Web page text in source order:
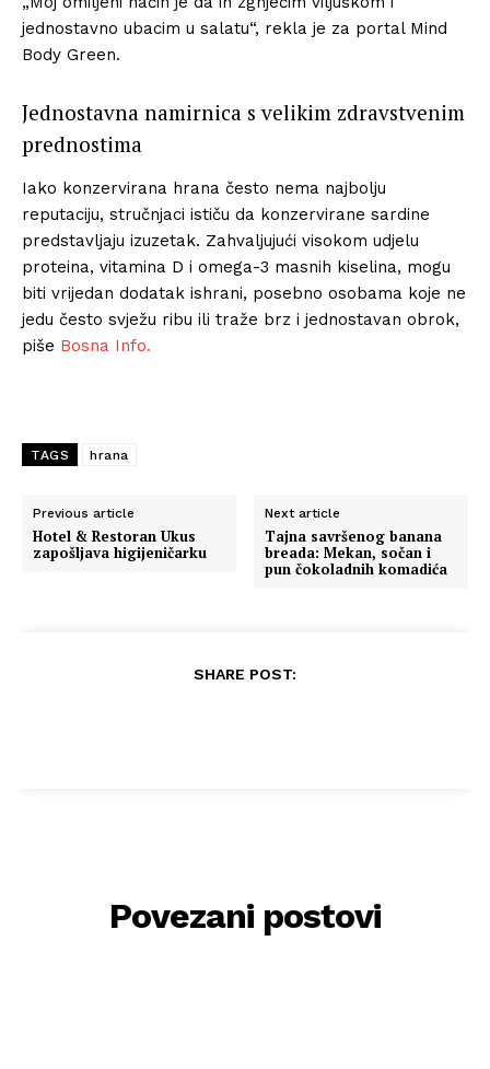
jednostavno ubacim u salatu“, rekla je za portal Mind
Body Green.
Jednostavna namirnica s velikim zdravstvenim
prednostima
Iako konzervirana hrana često nema najbolju
reputaciju, stručnjaci ističu da konzervirane sardine
predstavljaju izuzetak. Zahvaljujući visokom udjelu
proteina, vitamina D i omega-3 masnih kiselina, mogu
biti vrijedan dodatak ishrani, posebno osobama koje ne
jedu često svježu ribu ili traže brz i jednostavan obrok,
piše Bosna Info.
TAGS hrana
Previous article
Hotel & Restoran Ukus
zapošljava higijeničarku
Next article
Tajna savršenog banana
breada: Mekan, sočan i
pun čokoladnih komadića
SHARE POST:
Povezani postovi